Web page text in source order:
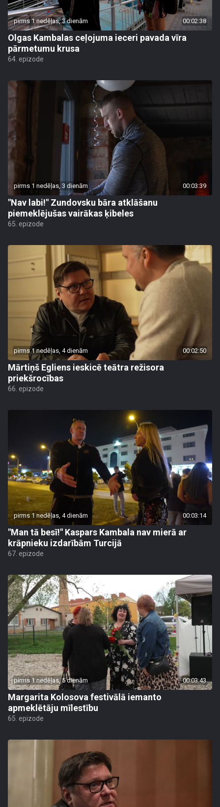
pirms 1 nedēļas, 3 dienām 00:02:38
Olgas Kambalas ceļojuma ieceri pavada vīra
pārmetumu krusa
64. epizode
pirms 1 nedēļas, 3 dienām 00:03:39
"Nav labi!" Zundovsku bāra atklāšanu
piemeklējušas vairākas ķibeles
65. epizode
pirms 1 nedēļas, 4 dienām 00:02:50
Mārtiņš Egliens ieskicē teātra režisora
priekšrocības
66. epizode
pirms 1 nedēļas, 4 dienām 00:03:14
"Man tā besī!" Kaspars Kambala nav mierā ar
krāpnieku izdarībām Turcijā
67. epizode
pirms 1 nedēļas, 5 dienām 00:03:43
Margarita Kolosova festivālā iemanto
apmeklētāju mīlestību
65. epizode